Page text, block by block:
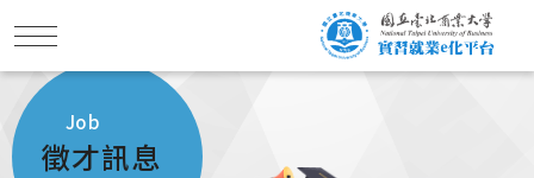
Job
徵才訊息